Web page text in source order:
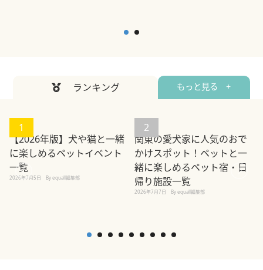
ランキング もっと見る +
1
【2026年版】犬や猫と一緒
に楽しめるペットイベント
一覧
2026年7月5日 By equall編集部
2
関東の愛犬家に人気のおで
かけスポット！ペットと一
緒に楽しめるペット宿・日
帰り施設一覧
2026年7月7日 By equall編集部